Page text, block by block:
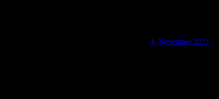
4. November 2023